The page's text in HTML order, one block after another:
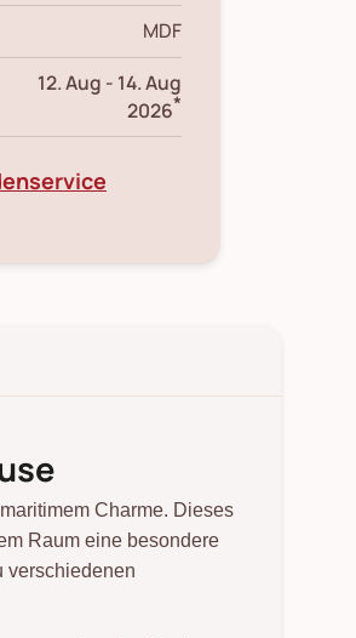
MDF
12. Aug - 14. Aug
2026*
Charme. Dieses
Raum eine besondere
verschiedenen